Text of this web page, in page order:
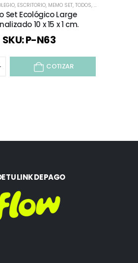
, ESCRITORIO, MEMO SET, TODOS, TODOS LOS
Set Ecológico Large
10 x 15 x 1 cm.
SKU: P-N63
COTIZAR
TU LINK DE PAGO